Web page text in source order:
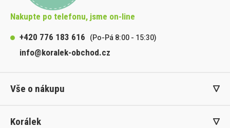
Nakupte po telefonu, jsme on-line
+420 776 183 616
(Po-Pá 8:00 - 15:30)
info@koralek-obchod.cz
Vše o nákupu
Korálek